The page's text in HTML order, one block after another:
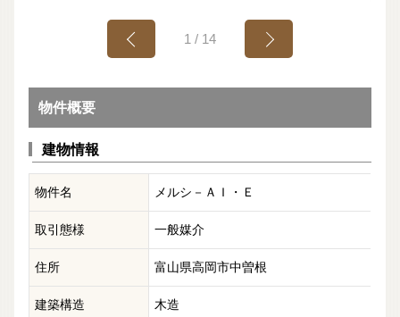
1 / 14
物件概要
建物情報
物件名 メルシ－ＡＩ・Ｅ
取引態様 一般媒介
住所 富山県高岡市中曽根
建築構造 木造